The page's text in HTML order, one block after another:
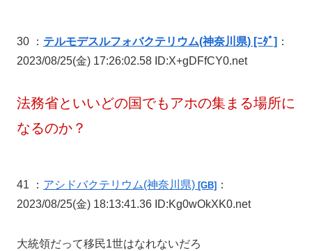
30 ： テルモデスルフォバクテリウム(神奈川県) [ﾆﾀﾞ] ：
2023/08/25(金) 17:26:02.58 ID:X+gDFfCY0.net
法務省といいどの国でもアホの集まる場所に
なるのか？
41 ： アシドバクテリウム(神奈川県) [GB] ：
2023/08/25(金) 18:13:41.36 ID:Kg0wOkXK0.net
大統領だって移民1世はなれないだろ